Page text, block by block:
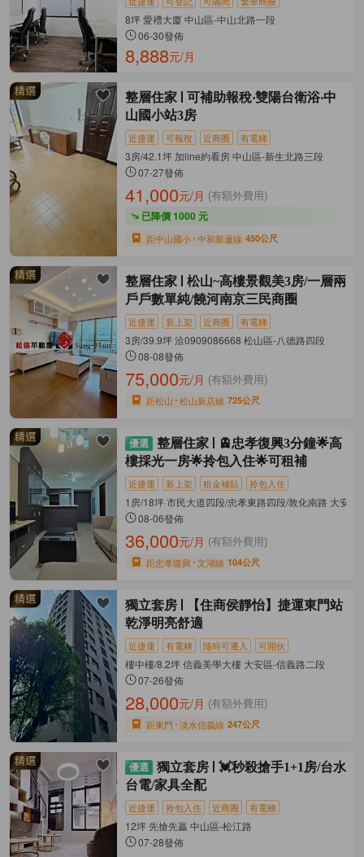
8坪 愛禮大廈 中山區-中山北路一段
06-30發佈
8,888元/月
整層住家
可補助報稅‧雙陽台衛浴‧中
山國小站3房
近捷運 可報稅 近商圈 有電梯
3房/42.1坪 加line約看房 中山區-新生北路三段
07-27發佈
41,000元/月 (有額外費用)
已降價 1000 元
距中山國小 中和新蘆線 450公尺
整層住家
松山~高樓景觀美3房/一層兩
戶戶數單純/饒河南京三民商圈
近捷運 新上架 近商圈 有電梯
3房/39.9坪 洽0909086668 松山區-八德路四段
08-08發佈
75,000元/月 (有額外費用)
距松山 松山新店線 725公尺
整層住家
🚊忠孝復興3分鐘🌟高
樓採光一房🌟拎包入住🌟可租補
近捷運 新上架 租金補貼 拎包入住
1房/18坪 市民大道四段/忠孝東路四段/敦化南路 大安區
08-06發佈
36,000元/月 (有額外費用)
距忠孝復興 文湖線 104公尺
獨立套房
【住商侯靜怡】捷運東門站
乾淨明亮舒適
近捷運 有電梯 隨時可遷入 可開伙
樓中樓/8.2坪 信義美學大樓 大安區-信義路二段
07-26發佈
28,000元/月 (有額外費用)
距東門 淡水信義線 247公尺
獨立套房
💓秒殺搶手1+1房/台水
台電/家具全配
近捷運 拎包入住 近商圈 有電梯
12坪 先搶先贏 中山區-松江路
07-28發佈